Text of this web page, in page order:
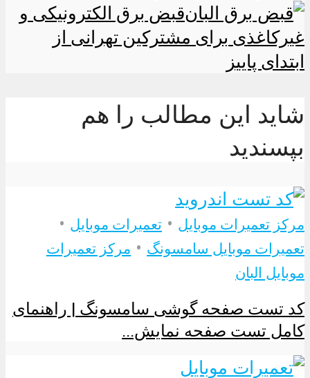
قبض برق الکترونیکی و
غیرکاغذی برای مشترکین تهرانی از
ابتدای پاییز
شاید این مطالب را هم
بپسندید
مرکز تعمیرات موبایل • تعمیرات موبایل •
تعمیرات موبایل سامسونگ • مرکز تعمیرات
موبایل البان
کد تست صفحه گوشی سامسونگ | راهنمای
کامل تست صفحه نمایش...